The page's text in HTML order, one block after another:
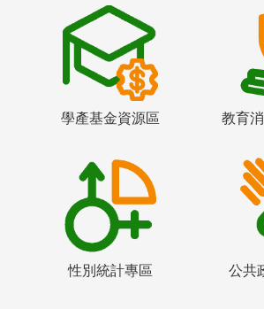
學產基金資源區 教育
性別統計專區 公共